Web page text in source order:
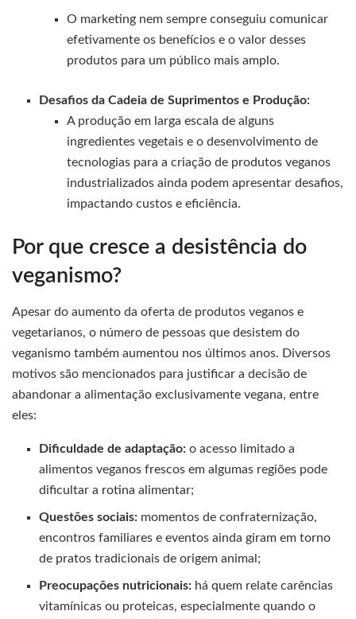
O marketing nem sempre conseguiu comunicar
efetivamente os benefícios e o valor desses
produtos para um público mais amplo.
Desafios da Cadeia de Suprimentos e Produção:
A produção em larga escala de alguns
ingredientes vegetais e o desenvolvimento de
tecnologias para a criação de produtos veganos
industrializados ainda podem apresentar desafios,
impactando custos e eficiência.
Por que cresce a desistência do
veganismo?
Apesar do aumento da oferta de produtos veganos e
vegetarianos, o número de pessoas que desistem do
veganismo também aumentou nos últimos anos. Diversos
motivos são mencionados para justificar a decisão de
abandonar a alimentação exclusivamente vegana, entre
eles:
Dificuldade de adaptação:o acesso limitado a
alimentos veganos frescos em algumas regiões pode
dificultar a rotina alimentar;
Questões sociais: momentos de confraternização,
encontros familiares e eventos ainda giram em torno
de pratos tradicionais de origem animal;
Preocupações nutricionais: há quem relate carências
vitamínicas ou proteicas, especialmente quando o